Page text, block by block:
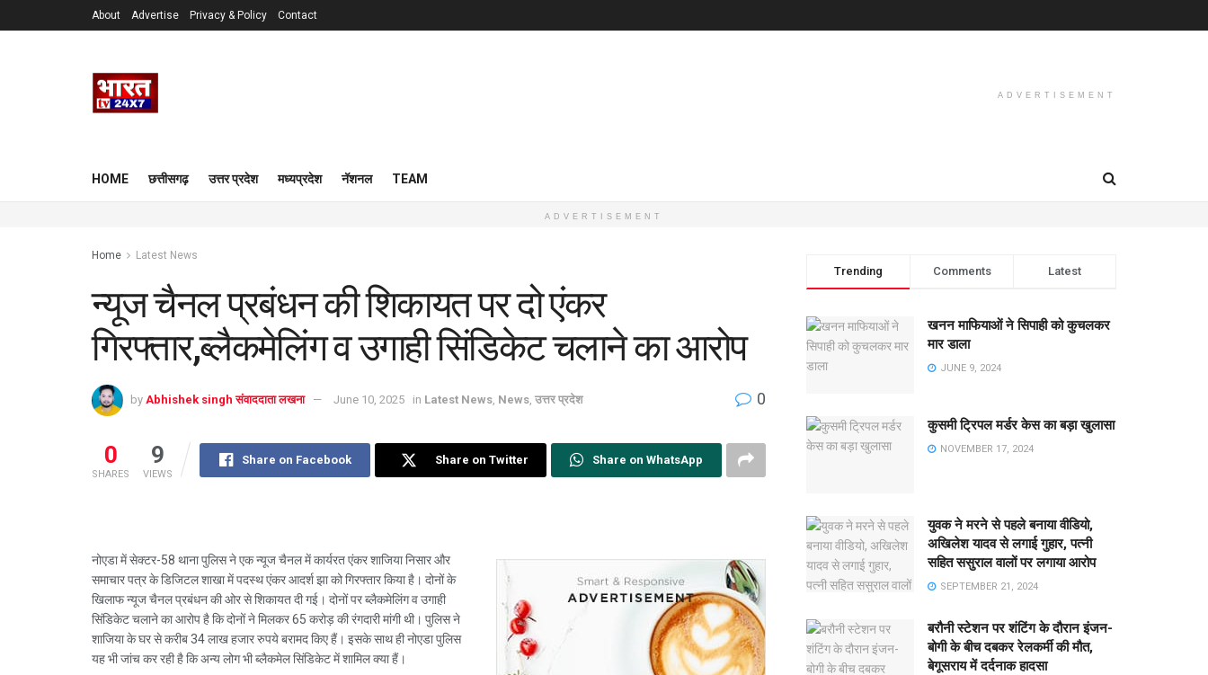
About Advertise Privacy & Policy Contact
ADVERTISEMENT
HOME छत्तीसगढ़ उत्तर प्रदेश मध्यप्रदेश नॅशनल TEAM
ADVERTISEMENT
Home Latest News
न्यूज चैनल प्रबंधन की शिकायत पर दो एंकर
गिरफ्तार,ब्लैकमेलिंग व उगाही सिंडिकेट चलाने का आरोप
by Abhishek singh संवाददाता लखना June 10, 2025 in Latest News News उत्तर प्रदेश 0
0
SHARES
9
VIEWS
Share on Facebook Share on Twitter Share on WhatsApp
नोएडा में सेक्टर-58 थाना पुलिस ने एक न्यूज चैनल में कार्यरत एंकर शाजिया निसार और
समाचार पत्र के डिजिटल शाखा में पदस्थ एंकर आदर्श झा को गिरफ्तार किया है। दोनों के
खिलाफ न्यूज चैनल प्रबंधन की ओर से शिकायत दी गई। दोनों पर ब्लैकमेलिंग व उगाही
सिंडिकेट चलाने का आरोप है कि दोनों ने मिलकर 65 करोड़ की रंगदारी मांगी थी। पुलिस ने
शाजिया के घर से करीब 34 लाख हजार रुपये बरामद किए हैं। इसके साथ ही नोएडा पुलिस
यह भी जांच कर रही है कि अन्य लोग भी ब्लैकमेल सिंडिकेट में शामिल क्या हैं।
Trending Comments Latest
खनन माफियाओं ने सिपाही को कुचलकर
मार डाला
JUNE 9, 2024
कुसमी ट्रिपल मर्डर केस का बड़ा खुलासा
NOVEMBER 17, 2024
युवक ने मरने से पहले बनाया वीडियो,
अखिलेश यादव से लगाई गुहार, पत्नी
सहित ससुराल वालों पर लगाया आरोप
SEPTEMBER 21, 2024
बरौनी स्टेशन पर शंटिंग के दौरान इंजन-
बोगी के बीच दबकर रेलकर्मी की मौत,
बेगूसराय में दर्दनाक हादसा